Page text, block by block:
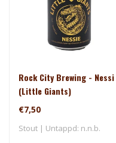
Rock City Brewing - Nessi
(Little Giants)
€7,50
Stout | Untappd: n.n.b.